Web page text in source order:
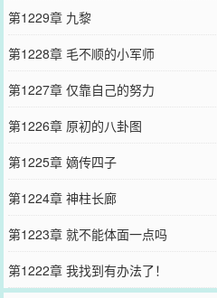
第1229章 九黎
第1228章 毛不顺的小军师
第1227章 仅靠自己的努力
第1226章 原初的八卦图
第1225章 嫡传四子
第1224章 神柱长廊
第1223章 就不能体面一点吗
第1222章 我找到有办法了！